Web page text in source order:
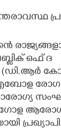
ഒഫ് ദ
രോഗ